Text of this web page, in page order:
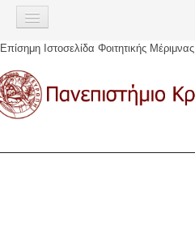
Σημείωση:
Αυτός
ιστότοπος
περιλαμβάνει
ένα
σύστημα
προσβασιμότητας.
Επίσημη Ιστοσελίδα Φοιτητικής Μέριμνας
ΠΑΡΟΧΈΣ